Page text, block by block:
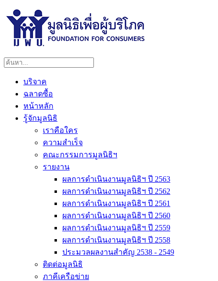
บริจาค
ฉลาดซื้อ
หน้าหลัก
รู้จักมูลนิธิ
เราคือใคร
ความสำเร็จ
คณะกรรมการมูลนิธิฯ
รายงาน
ผลการดำเนินงานมูลนิธิฯ ปี 2563
ผลการดำเนินงานมูลนิธิฯ ปี 2562
ผลการดำเนินงานมูลนิธิฯ ปี 2561
ผลการดำเนินงานมูลนิธิฯ ปี 2560
ผลการดำเนินงานมูลนิธิฯ ปี 2559
ผลการดำเนินงานมูลนิธิฯ ปี 2558
ประมวลผลงานสำคัญ 2538 - 2549
ติดต่อมูลนิธิ
ภาคีเครือข่าย